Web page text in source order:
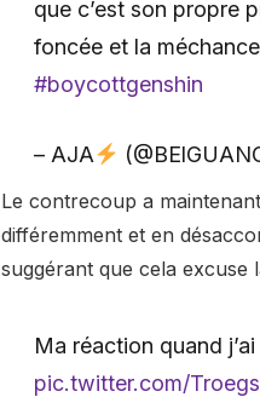
que c’est son propre
foncée et la
#boycottgenshin
– AJA
Le contrecoup a
différemment et en
suggérant que cela excuse
Ma réaction quand j’ai
pic.twitter.com/